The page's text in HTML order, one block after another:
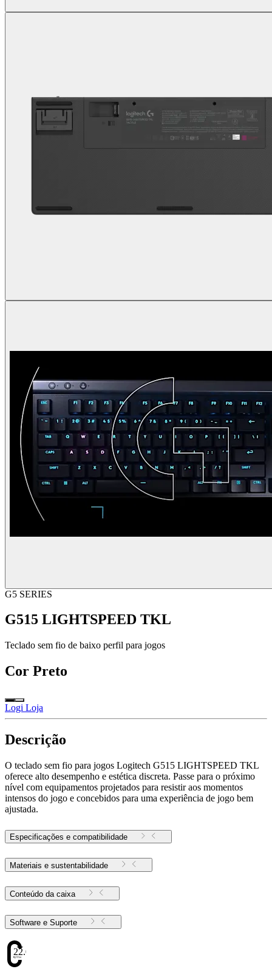
G5 SERIES
G515 LIGHTSPEED TKL
Teclado sem fio de baixo perfil para jogos
Cor Preto
Logi Loja
Descrição
O teclado sem fio para jogos Logitech G515 LIGHTSPEED TKL
oferece alto desempenho e estética discreta. Passe para o próximo
nível com equipamentos projetados para resistir aos momentos
intensos do jogo e concebidos para uma experiência de jogo bem
ajustada.
Especificações e compatibilidade
Materiais e sustentabilidade
Conteúdo da caixa
Software e Suporte
22.09